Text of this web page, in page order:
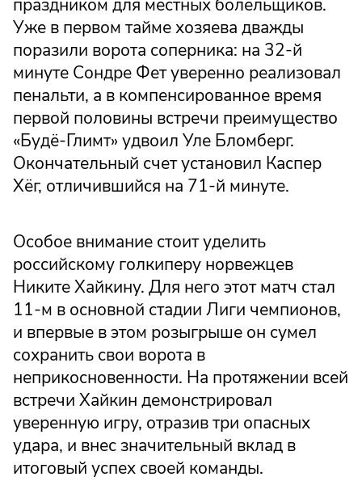
праздником для местных болельщиков.
Уже в первом тайме хозяева дважды
поразили ворота соперника: на 32-й
минуте Сондре Фет уверенно реализовал
пенальти, а в компенсированное время
первой половины встречи преимущество
«Будё-Глимт» удвоил Уле Бломберг.
Окончательный счет установил Каспер
Хёг, отличившийся на 71-й минуте.
Особое внимание стоит уделить
российскому голкиперу норвежцев
Никите Хайкину. Для него этот матч стал
11-м в основной стадии Лиги чемпионов,
и впервые в этом розыгрыше он сумел
сохранить свои ворота в
неприкосновенности. На протяжении всей
встречи Хайкин демонстрировал
уверенную игру, отразив три опасных
удара, и внес значительный вклад в
итоговый успех своей команды.